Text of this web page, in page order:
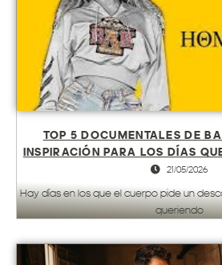
TOP 5 DOCUMENTALES DE
INSPIRACIÓN PARA LOS DÍAS
21/05/2026
Hay días en los que el cuerpo pide un
queriendo